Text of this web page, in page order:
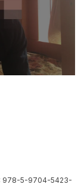
978-5-9704-5423-